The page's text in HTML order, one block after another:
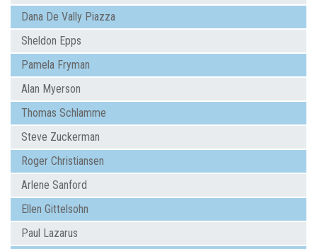
Dana De Vally Piazza
Sheldon Epps
Pamela Fryman
Alan Myerson
Thomas Schlamme
Steve Zuckerman
Roger Christiansen
Arlene Sanford
Ellen Gittelsohn
Paul Lazarus